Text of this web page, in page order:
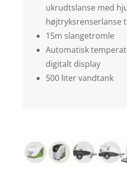
ukrudtslanse med
højtryksrenserlanse
15m slangetromle
Automatisk
digitalt display
500 liter vandtank